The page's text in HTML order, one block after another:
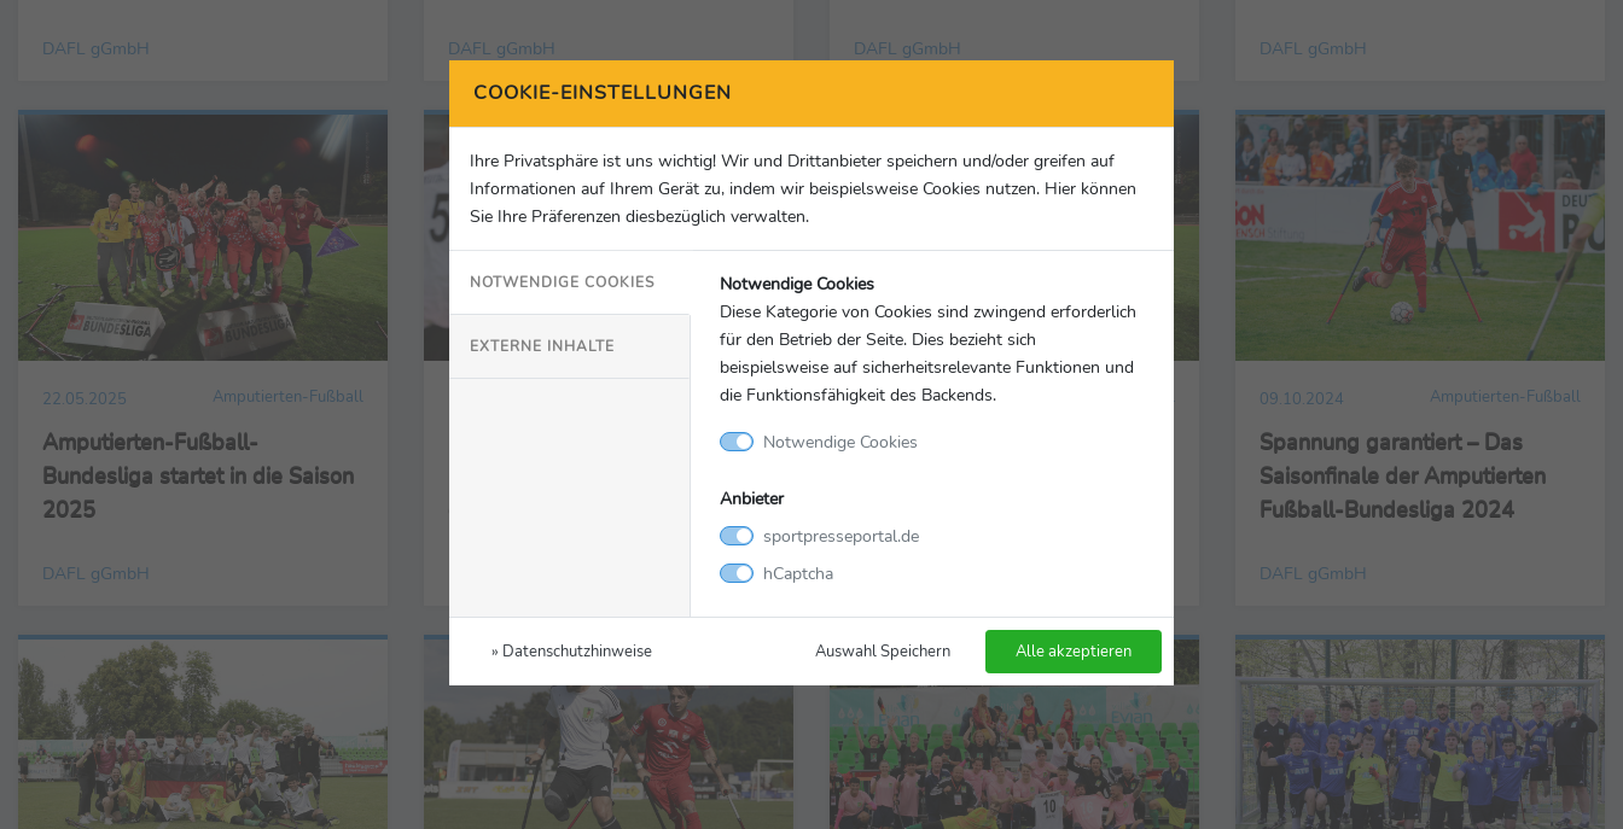
DAFL gGmbH DAFL gGmbH DAFL gGmbH DAFL gGmbH
22.05.2025 Amputierten-Fußball
Amputierten-Fußball-
Bundesliga startet in die Saison
2025
DAFL gGmbH
Amputierten-Fußball
Coca-Cola kickt für Inklusion:
13.10.2024 Amputierten-Fußball
1. FSV Mainz 05 ist Deutscher
09.10.2024 Amputierten-Fußball
Spannung garantiert – Das
Saisonfinale der Amputierten
Fußball-Bundesliga 2024
DAFL gGmbH
COOKIE-EINSTELLUNGEN
Ihre Privatsphäre ist uns wichtig! Wir und Drittanbieter speichern und/oder greifen auf
Informationen auf Ihrem Gerät zu, indem wir beispielsweise Cookies nutzen. Hier können
Sie Ihre Präferenzen diesbezüglich verwalten.
NOTWENDIGE COOKIES
EXTERNE INHALTE
Notwendige Cookies
Diese Kategorie von Cookies sind zwingend erforderlich
für den Betrieb der Seite. Dies bezieht sich
beispielsweise auf sicherheitsrelevante Funktionen und
die Funktionsfähigkeit des Backends.
Notwendige Cookies
Anbieter
sportpresseportal.de
hCaptcha
» Datenschutzhinweise Auswahl Speichern Alle akzeptieren